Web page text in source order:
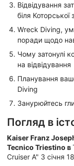
Відвідування
біля Которської
Wreck Diving,
поради щодо
Чому затонулі
на відвідування
Планування
Diving
Занурюйтесь
Погляд в
Kaiser Franz
Tecnico Triestino в
Cruiser A" 3 січня